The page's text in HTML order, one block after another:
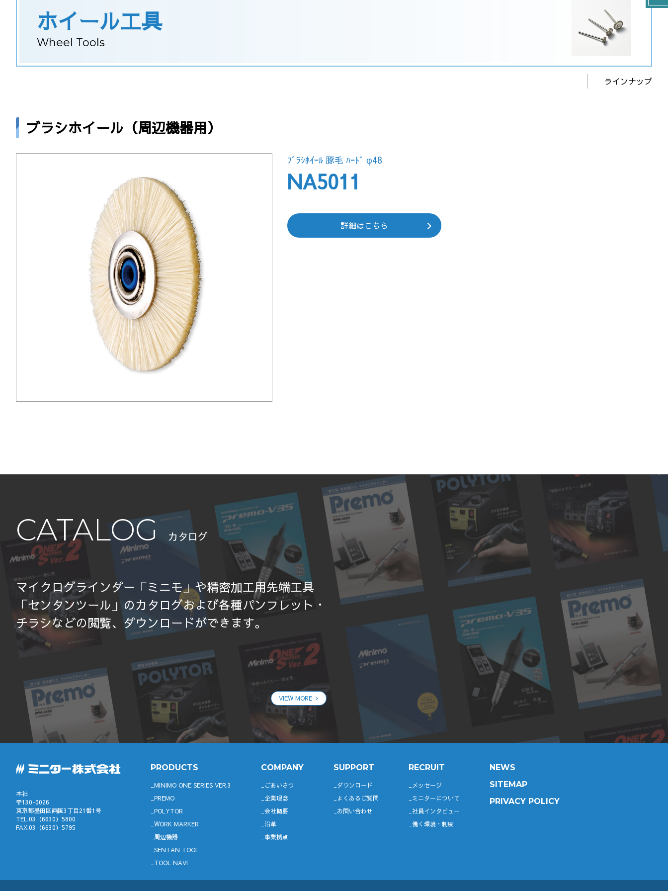
ホイール工具
Wheel Tools
ラインナップ
ブラシホイール（周辺機器用）
ﾌﾞﾗｼﾎｲｰﾙ 豚毛 ﾊｰﾄﾞ φ48
NA5011
詳細はこちら
CATALOG カタログ
マイクログラインダー「ミニモ」や精密加工用先端工具
「センタンツール」のカタログおよび各種パンフレット・
チラシなどの閲覧、ダウンロードができます。
VIEW MORE
本社
〒130-0026
東京都墨田区両国3丁目21番1号
TEL.03（6630）5800
FAX.03（6630）5795
PRODUCTS
MINIMO ONE SERIES VER.3
PREMO
POLYTOR
WORK MARKER
周辺機器
SENTAN TOOL
TOOL NAVI
COMPANY
ごあいさつ
企業理念
会社概要
沿革
事業拠点
SUPPORT
ダウンロード
よくあるご質問
お問い合わせ
RECRUIT
メッセージ
ミニターについて
社員インタビュー
働く環境・制度
NEWS
SITEMAP
PRIVACY POLICY